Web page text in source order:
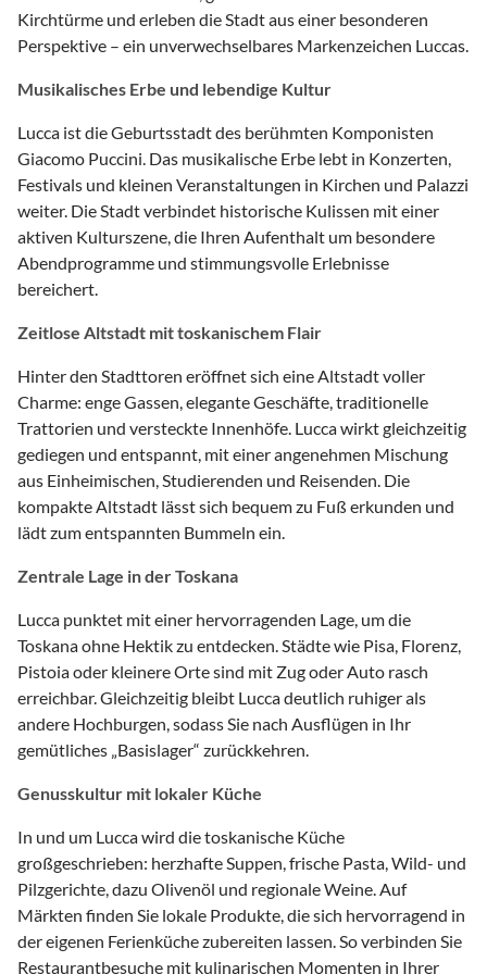
Kirchtürme und erleben die Stadt aus einer besonderen
Perspektive – ein unverwechselbares Markenzeichen Luccas.
Musikalisches Erbe und lebendige Kultur
Lucca ist die Geburtsstadt des berühmten Komponisten
Giacomo Puccini. Das musikalische Erbe lebt in Konzerten,
Festivals und kleinen Veranstaltungen in Kirchen und Palazzi
weiter. Die Stadt verbindet historische Kulissen mit einer
aktiven Kulturszene, die Ihren Aufenthalt um besondere
Abendprogramme und stimmungsvolle Erlebnisse
bereichert.
Zeitlose Altstadt mit toskanischem Flair
Hinter den Stadttoren eröffnet sich eine Altstadt voller
Charme: enge Gassen, elegante Geschäfte, traditionelle
Trattorien und versteckte Innenhöfe. Lucca wirkt gleichzeitig
gediegen und entspannt, mit einer angenehmen Mischung
aus Einheimischen, Studierenden und Reisenden. Die
kompakte Altstadt lässt sich bequem zu Fuß erkunden und
lädt zum entspannten Bummeln ein.
Zentrale Lage in der Toskana
Lucca punktet mit einer hervorragenden Lage, um die
Toskana ohne Hektik zu entdecken. Städte wie Pisa, Florenz,
Pistoia oder kleinere Orte sind mit Zug oder Auto rasch
erreichbar. Gleichzeitig bleibt Lucca deutlich ruhiger als
andere Hochburgen, sodass Sie nach Ausflügen in Ihr
gemütliches „Basislager“ zurückkehren.
Genusskultur mit lokaler Küche
In und um Lucca wird die toskanische Küche
großgeschrieben: herzhafte Suppen, frische Pasta, Wild- und
Pilzgerichte, dazu Olivenöl und regionale Weine. Auf
Märkten finden Sie lokale Produkte, die sich hervorragend in
der eigenen Ferienküche zubereiten lassen. So verbinden Sie
Restaurantbesuche mit kulinarischen Momenten in Ihrer